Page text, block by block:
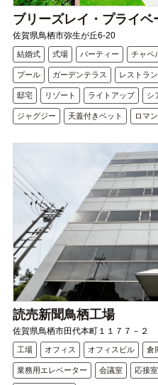
ブリーズレイ・プライベ
佐賀県鳥栖市弥生が丘6-20
結婚式 式場 パーティー チャペ
プール ガーデンテラス レストラン
邸宅 リゾート ライトアップ シ
ジャグジー 天蓋付きベット ロマ
読売新聞鳥栖工場
佐賀県鳥栖市田代本町１１７７－２
工場 オフィス オフィスビル 倉
業務用エレベーター 会議室 応接室